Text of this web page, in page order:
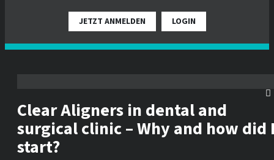
JETZT ANMELDEN LOGIN
Clear Aligners in dental and
surgical clinic – Why and how did
start?